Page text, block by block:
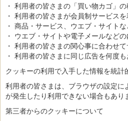
・ 利用者の皆さまの「買い物カゴ」
・ 利用者の皆さまが会員制サービス
・ 商品・サービス、ウエブ・サイト
・ ウエブ・サイトや電子メールなど
・ 利用者の皆さまの関心事に合わせ
・ 利用者の皆さまに同じ広告を何度
クッキーの利用で入手した情報を統
利用者の皆さまは、ブラウザの設定
が発生したり利用できない場合もあり
第三者からのクッキーについて